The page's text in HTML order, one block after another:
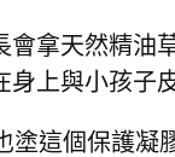
會拿天然精油
身上與小孩子
塗這個保護凝